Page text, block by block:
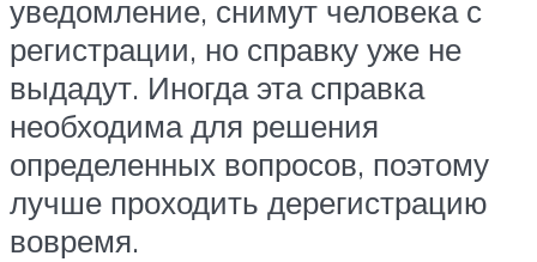
уведомление, снимут человека с
регистрации, но справку уже не
выдадут. Иногда эта справка
необходима для решения
определенных вопросов, поэтому
лучше проходить дерегистрацию
вовремя.